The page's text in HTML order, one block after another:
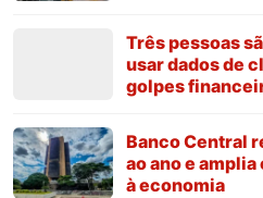
Três pessoas
usar dados de
golpes
Banco Central
ao ano e
à economia